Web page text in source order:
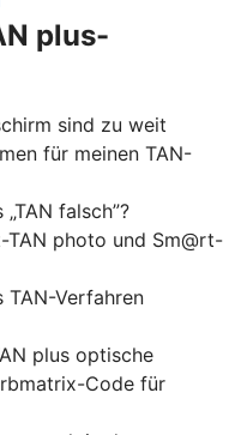
plus-
sind zu weit
für meinen TAN-
falsch”?
TAN photo und Sm@rt-
TAN-Verfahren
plus optische
Code für